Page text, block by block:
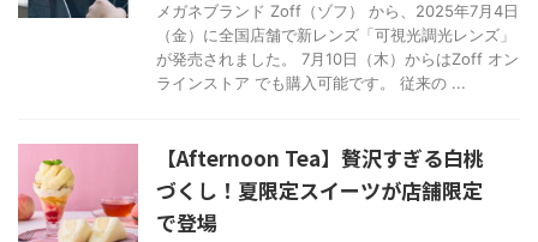
メガネブランド Zoff（ゾフ） から、2025年7月4日
（金）に全国店舗で新レンズ「可視光調光レンズ」
が発売されました。 7月10日（木）からはZoff オン
ラインストア でも購入可能です。 従来の ...
【Afternoon Tea】贅沢すぎる白桃
づくし！夏限定スイーツが店舗限定
で登場